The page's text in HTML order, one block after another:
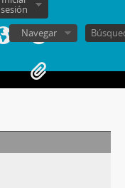
sesión
Navegar